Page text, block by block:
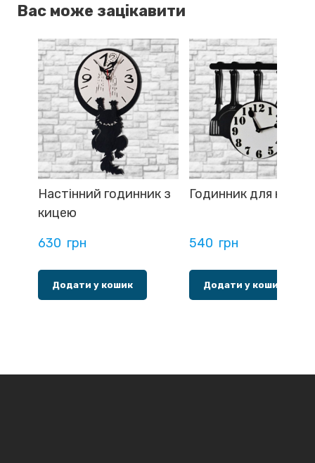
Вас може зацікавити
Настінний годинник з
кицею
630  грн
Додати у кошик
Годинник для кухні
540  грн
Додати у кошик